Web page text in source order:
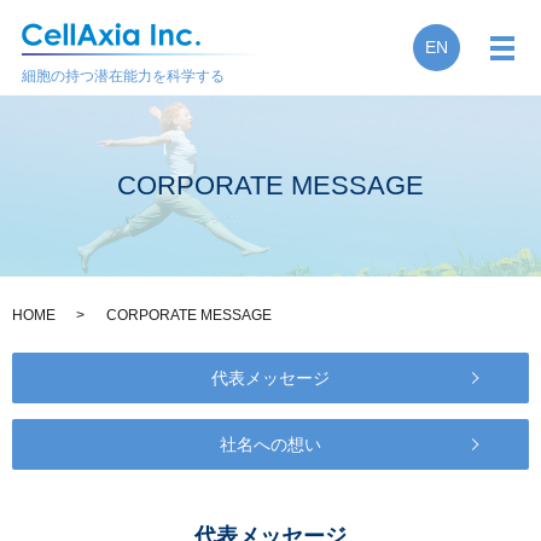
細胞の持つ潜在能力を科学する
メ
EN
CORPORATE MESSAGE
HOME CORPORATE MESSAGE
代表メッセージ
社名への想い
代表メッセージ